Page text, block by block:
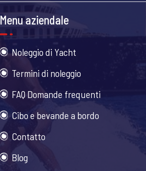
Menu aziendale
Noleggio di Yacht
Termini di noleggio
FAQ Domande frequenti
Cibo e bevande a bordo
Contatto
Blog